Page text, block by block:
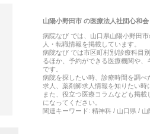
山陽小野田市の医療法人社団心和
病院なび では、 山口県山陽小野田市
人・転職情報を掲載しています。
病院なび では市区町村別/診療科目
るほか、予約ができる医療機関や、
です。
病院を探したい時、診療時間を調べ
求人、薬剤師求人情報を知りたい時
また、役立つ医療コラムなども掲載
になってください。
関連キーワード: 精神科 / 山口県 /